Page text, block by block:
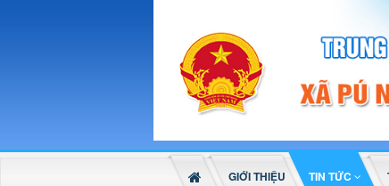
GIỚI THIỆU TIN TỨC